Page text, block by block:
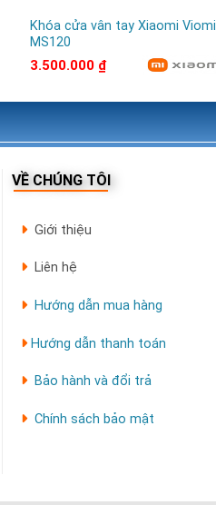
Khóa cửa vân tay Xiaomi Viomi
MS120
3.500.000 ₫
VỀ CHÚNG TÔI
Giới thiệu
Liên hệ
Hướng dẫn mua hàng
Hướng dẫn thanh toán
Bảo hành và đổi trả
Chính sách bảo mật